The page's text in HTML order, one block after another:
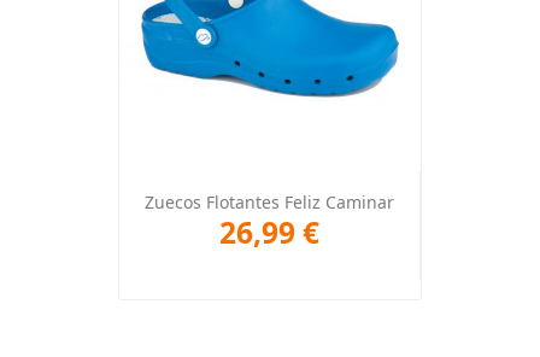
Zuecos Flotantes Feliz Caminar
26,99 €